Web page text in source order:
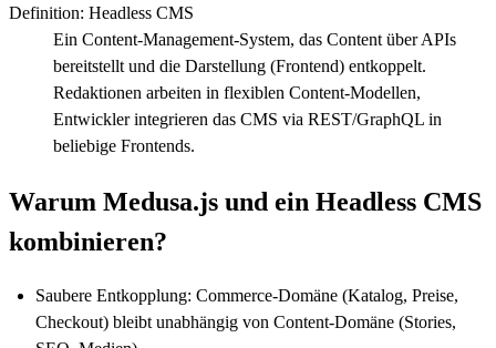
Definition: Headless CMS
Ein Content-Management-System, das Content über APIs
bereitstellt und die Darstellung (Frontend) entkoppelt.
Redaktionen arbeiten in flexiblen Content-Modellen,
Entwickler integrieren das CMS via REST/GraphQL in
beliebige Frontends.
Warum Medusa.js und ein Headless CMS
kombinieren?
Saubere Entkopplung: Commerce-Domäne (Katalog, Preise,
Checkout) bleibt unabhängig von Content-Domäne (Stories,